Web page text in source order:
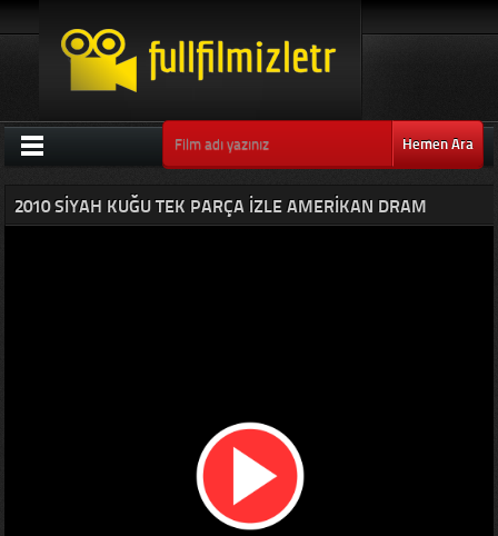
Hemen Ara
2010 SIYAH KUĞU TEK PARÇA IZLE AMERIKAN DRAM